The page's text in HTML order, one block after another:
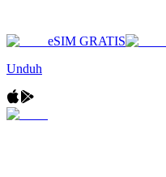
eSIM GRATIS
Unduh